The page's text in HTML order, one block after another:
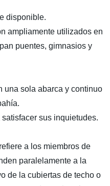
disponible.
ampliamente utilizados en
puentes, gimnasios y
una sola abarca y continuo
sus inquietudes.
a los miembros de
paralelamente a la
de la cubiertas de techo o